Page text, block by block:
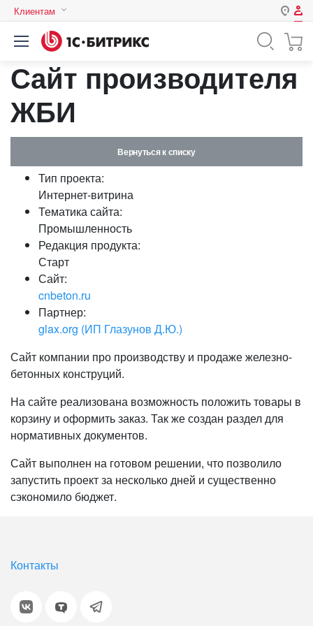
Клиентам
Казахстан
Авторизация
Пароль
Забыли свой пароль?
Сайт производителя
ЖБИ
Вернуться к списку
Тип проекта:
Интернет-витрина
Тематика сайта:
Промышленность
Редакция продукта:
Старт
Сайт:
cnbeton.ru
Партнер:
glax.org (ИП Глазунов Д.Ю.)
Сайт компании про производству и продаже железно-
бетонных конструций.
На сайте реализована возможность положить товары в
корзину и оформить заказ. Так же создан раздел для
нормативных документов.
Сайт выполнен на готовом решении, что позволило
запустить проект за несколько дней и существенно
сэкономило бюджет.
Контакты